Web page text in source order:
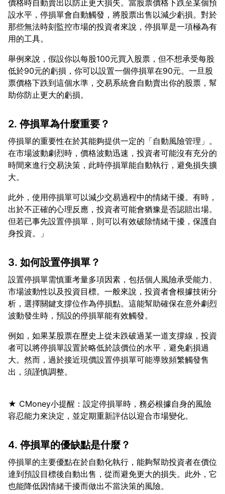
價格時自動賣出以防止更大損失。當股票價格下跌至某個預
設水平，停損單會自動觸發，將股票出售以減少虧損。對於
那些無法時刻監控市場的投資者來說，停損單是一項極為有
舉例來說，假設你以每股100元買入股票，但不想承受每股
低於90元的虧損，你可以設置一個停損單在90元。一旦股
票價格下跌到這個水準，交易系統會自動賣出你的股票，幫
2. 停損單為什麼重要？
停損單的重要性在於其能夠提供一定的「自動風險管理」。
在市場波動劇烈時，價格波動迅速，投資者可能沒有充分的
時間來進行交易決策，此時停損單能自動執行，避免損失擴
此外，使用停損單可以減少交易過程中的情緒干擾。有時，
出於不正確的心理反應，投資者可能會猶豫是否認賠出場。
但若已事先設置停損單，則可以有效破除情緒干擾，保護自
3. 如何設置停損單？
設置停損單需慎重考量多項因素，包括個人風險承受能力、
市場波動性以及投資目標。一般來說，投資者會根據技術分
析，選擇關鍵支撐位作為停損點。這能幫助確保在意外劇烈
例如，如果某股票在歷史上從未跌破過某一道支撐線，投資
者可以將停損單設置於略低於該價位的水平，避免虧損過
大。然而，過於接近現價設置停損單可能導致頻繁觸發售
★ CMoney小提醒：設定停損單時，務必根據自身的風險
4. 停損單的優缺點是什麼？
停損單的主要優點在於自動化執行，能夠幫助投資者在價位
達到預設目標後自動出售，從而避免更大的損失。此外，它